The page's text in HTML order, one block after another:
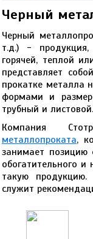
Черный
Черный
т.д.) -
горячей, теплой
представляет
прокатке металла
формами и
трубный и листовой.
Компания
металлопроката,
занимает позицию
обогатительного и
такую
служит